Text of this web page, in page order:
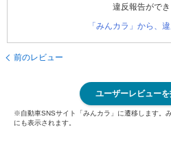
違反報告ができ
「みんカラ」から、
前のレビュー
ユーザーレビュー
※自動車SNSサイト「みんカラ」に遷移します。
にも表示されます。